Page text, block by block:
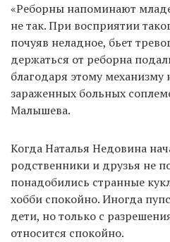
«Реборны напоминают
не так. При восприятии
почуяв неладное, бьет
держаться от реборна
благодаря этому
зараженных больных
Малышева.
Когда Наталья Недовина
родственники и друзья не
понадобились странные
хобби спокойно. Иногда
дети, но только с
относится спокойно.